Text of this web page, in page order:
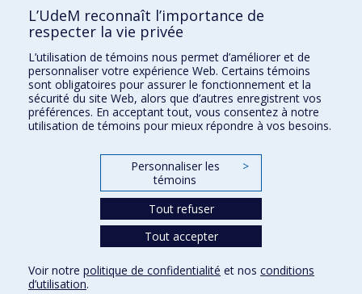
Comment soutenir le Département?
BESOIN D'AIDE?
Plan du site
Signaler une erreur
Accessibilité
FACULTÉ DES ARTS ET DES SCIENCES
Nos départements et écoles
Conditions d’utilisation
L’UdeM reconnaît l’importance de
respecter la vie privée
L’utilisation de témoins nous permet d’améliorer et de
personnaliser votre expérience Web. Certains témoins
sont obligatoires pour assurer le fonctionnement et la
sécurité du site Web, alors que d’autres enregistrent vos
préférences. En acceptant tout, vous consentez à notre
utilisation de témoins pour mieux répondre à vos besoins.
Personnaliser les
témoins
>
Tout refuser
Tout accepter
Voir notre politique de confidentialité et nos conditions
d’utilisation.